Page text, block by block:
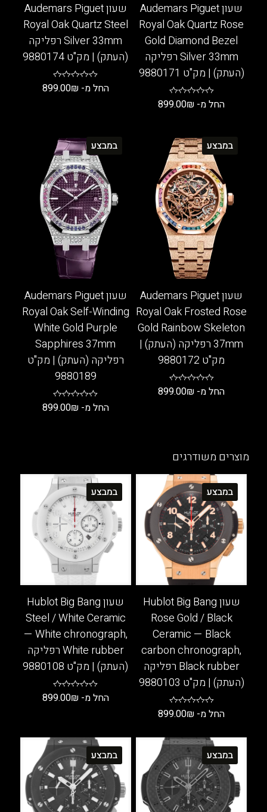
שעון Audemars Piguet
Royal Oak Quartz Rose
Gold Diamond Bezel
Silver 33mm רפליקה
(העתק) | מק"ט 9880171
החל מ- 899.00₪
זה
יש
מספר
סוגים.
ניתן
לבחור
את
האפשרויות
בעמוד
המוצר
שעון Audemars Piguet
Royal Oak Quartz Steel
Silver 33mm רפליקה
(העתק) | מק"ט 9880174
החל מ- 899.00₪
יש
מספר
סוגים.
ניתן
לבחור
את
האפשרויות
בעמוד
המוצר
במבצע
שעון Audemars Piguet
Royal Oak Frosted Rose
Gold Rainbow Skeleton
37mm רפליקה (העתק) |
מק"ט 9880172
החל מ- 899.00₪
מספר
ניתן
לבחור
את
האפשרויות
בעמוד
המוצר
במבצע
שעון Audemars Piguet
Royal Oak Self-Winding
White Gold Purple
Sapphires 37mm
רפליקה (העתק) | מק"ט
9880189
החל מ- 899.00₪
סוגים.
ניתן
לבחור
את
האפשרויות
בעמוד
המוצר
מוצרים משודרגים
במבצע
שעון Hublot Big Bang
Rose Gold / Black
Ceramic — Black
carbon chronograph,
Black rubber רפליקה
(העתק) | מק"ט 9880103
החל מ- 899.00₪
זה
יש
מספר
סוגים.
ניתן
במבצע
שעון Hublot Big Bang
Steel / White Ceramic
— White chronograph,
White rubber רפליקה
(העתק) | מק"ט 9880108
החל מ- 899.00₪
יש
מספר
סוגים.
ניתן
לבחור
במבצע במבצע